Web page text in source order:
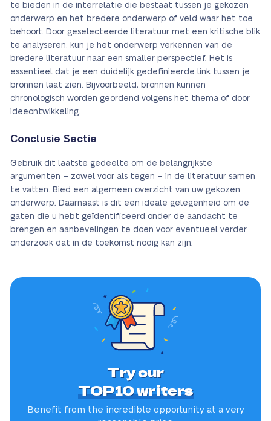
te bieden in de interrelatie die bestaat tussen je gekozen
onderwerp en het bredere onderwerp of veld waar het toe
behoort. Door geselecteerde literatuur met een kritische blik
te analyseren, kun je het onderwerp verkennen van de
bredere literatuur naar een smaller perspectief. Het is
essentieel dat je een duidelijk gedefinieerde link tussen je
bronnen laat zien. Bijvoorbeeld, bronnen kunnen
chronologisch worden geordend volgens het thema of door
ideeontwikkeling.
Conclusie Sectie
Gebruik dit laatste gedeelte om de belangrijkste
argumenten – zowel voor als tegen – in de literatuur samen
te vatten. Bied een algemeen overzicht van uw gekozen
onderwerp. Daarnaast is dit een ideale gelegenheid om de
gaten die u hebt geïdentificeerd onder de aandacht te
brengen en aanbevelingen te doen voor eventueel verder
onderzoek dat in de toekomst nodig kan zijn.
Try our
TOP10 writers
Benefit from the incredible opportunity at a very